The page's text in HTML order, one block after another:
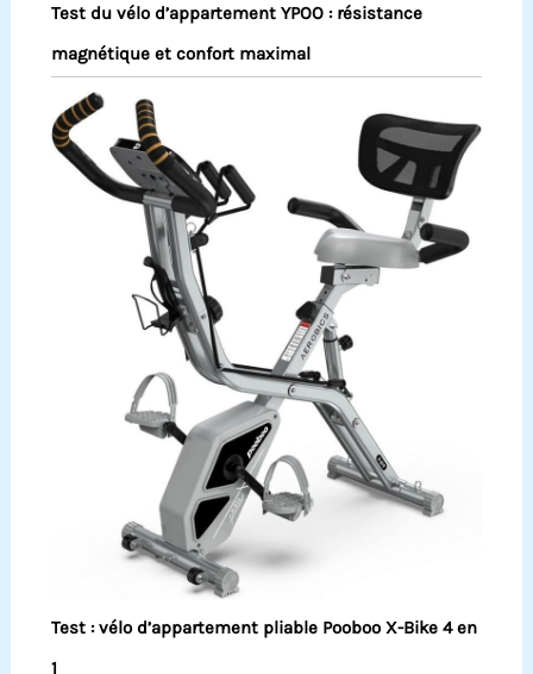
Test du vélo d’appartement YPOO : résistance
magnétique et confort maximal
Test : vélo d’appartement pliable Pooboo X-Bike 4 en
1